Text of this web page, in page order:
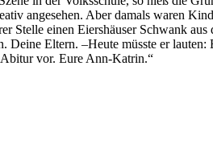
angesehen. Aber damals waren
Stelle einen Eiershäuser Schwank
Eltern. –Heute müsste er
vor. Eure Ann-Katrin.“